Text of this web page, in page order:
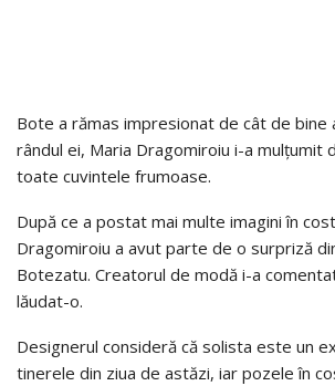
Bote a rămas impresionat de cât de bine
rândul ei, Maria Dragomiroiu i-a mulțumit
toate cuvintele frumoase.
După ce a postat mai multe imagini în
Dragomiroiu a avut parte de o surpriză
Botezatu. Creatorul de modă i-a
lăudat-o.
Designerul consideră că solista este un
tinerele din ziua de astăzi, iar pozele în